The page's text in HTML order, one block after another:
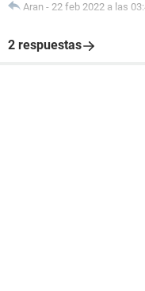
Aran - 22 feb 2022 a las
2 respuestas